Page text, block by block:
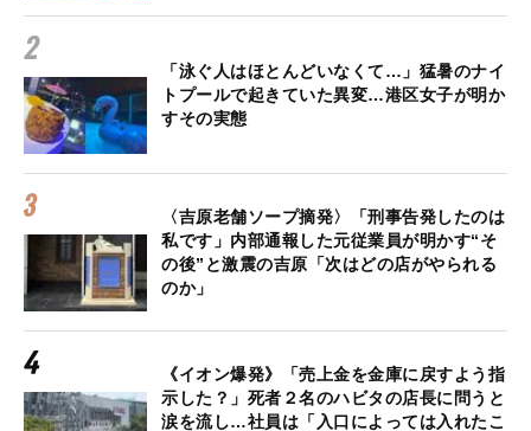
「泳ぐ人はほとんどいなくて…」猛暑のナイ
トプールで起きていた異変…港区女子が明か
すその実態
〈吉原老舗ソープ摘発〉「刑事告発したのは
私です」内部通報した元従業員が明かす“そ
の後”と激震の吉原「次はどの店がやられる
のか」
《イオン爆発》「売上金を金庫に戻すよう指
示した？」死者２名のハビタの店長に問うと
涙を流し…社員は「入口によっては入れたこ